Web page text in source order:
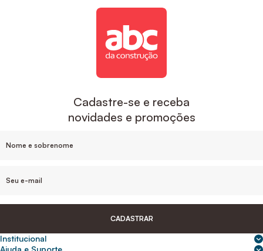
Cadastre-se e receba
novidades e promoções
CADASTRAR
Institucional
Sobre nós
Ajuda e Suporte